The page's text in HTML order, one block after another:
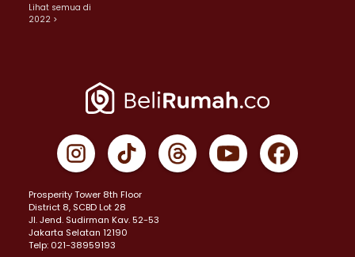
Lihat semua di
2022 >
Prosperity Tower 8th Floor
District 8, SCBD Lot 28
JI. Jend. Sudirman Kav. 52-53
Jakarta Selatan 12190
Telp: 021-38959193